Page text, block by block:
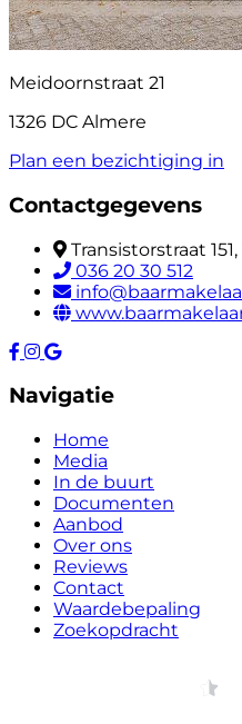
Meidoornstraat 21
1326 DC Almere
Plan een bezichtiging in
Contactgegevens
Transistorstraat
036 20 30 512
Navigatie
Home
Media
In de buurt
Documenten
Aanbod
Over ons
Reviews
Contact
Waardebepaling
Zoekopdracht